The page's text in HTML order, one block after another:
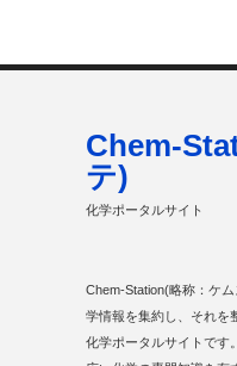
Chem-
テ)
化学ポータルサイト
Chem-Station(略称：ケ
学情報を集約し、それを
化学ポータルサイトです